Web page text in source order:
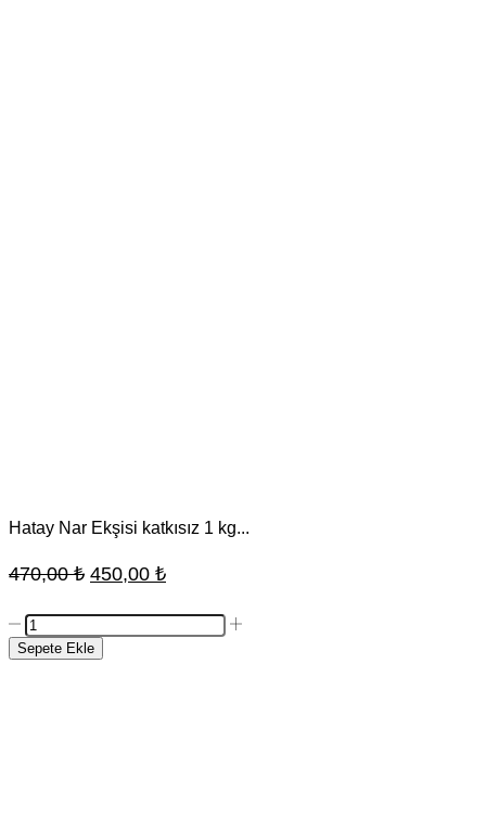
Hatay Nar Ekşisi katkısız 1 kg...
470,00₺ Orijinal
470,00 ₺.
450,00 ₺Şu
fiyat:
Hatay
Nar
Ekşisi
Sepete Ekle